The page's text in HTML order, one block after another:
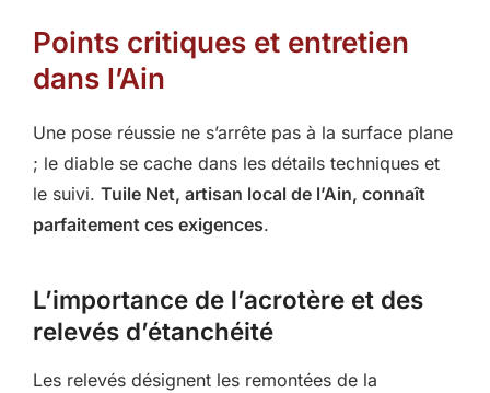
Points critiques et entretien
dans l’Ain
Une pose réussie ne s’arrête pas à la surface plane
; le diable se cache dans les détails techniques et
le suivi. Tuile Net, artisan local de l’Ain, connaît
parfaitement ces exigences.
L’importance de l’acrotère et des
relevés d’étanchéité
Les relevés désignent les remontées de la